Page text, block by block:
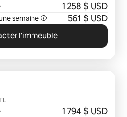
1 258 $ USD
semaine 561 $ USD
l'immeuble
1 794 $ USD